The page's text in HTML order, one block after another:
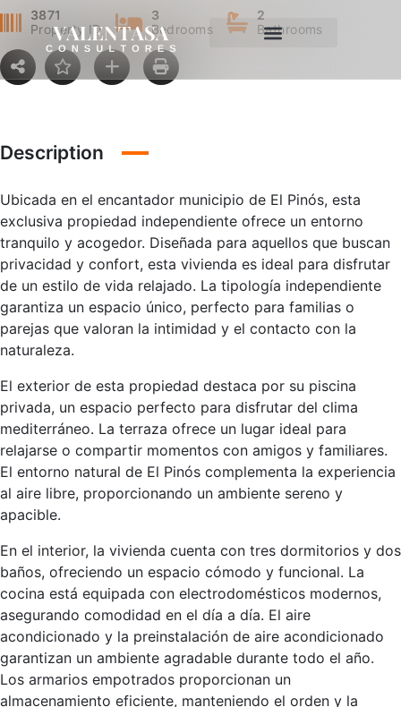
3871
Property ID
3
Bedrooms
2
Bathrooms
Description
Ubicada en el encantador municipio de El Pinós, esta
exclusiva propiedad independiente ofrece un entorno
tranquilo y acogedor. Diseñada para aquellos que buscan
privacidad y confort, esta vivienda es ideal para disfrutar
de un estilo de vida relajado. La tipología independiente
garantiza un espacio único, perfecto para familias o
parejas que valoran la intimidad y el contacto con la
naturaleza.
El exterior de esta propiedad destaca por su piscina
privada, un espacio perfecto para disfrutar del clima
mediterráneo. La terraza ofrece un lugar ideal para
relajarse o compartir momentos con amigos y familiares.
El entorno natural de El Pinós complementa la experiencia
al aire libre, proporcionando un ambiente sereno y
apacible.
En el interior, la vivienda cuenta con tres dormitorios y dos
baños, ofreciendo un espacio cómodo y funcional. La
cocina está equipada con electrodomésticos modernos,
asegurando comodidad en el día a día. El aire
acondicionado y la preinstalación de aire acondicionado
garantizan un ambiente agradable durante todo el año.
Los armarios empotrados proporcionan un
almacenamiento eficiente, manteniendo el orden y la